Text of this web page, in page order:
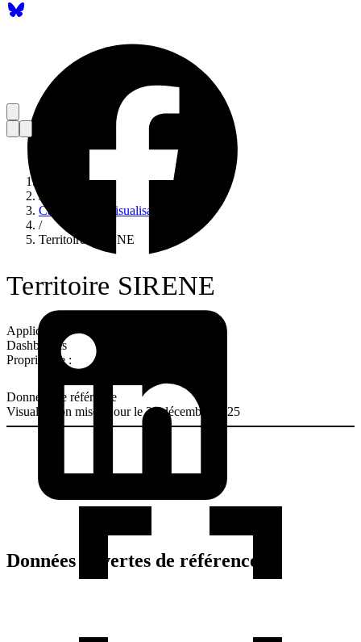
Données ouvertes de référence
/
Catalogue de visualisations
/
Territoire SIRENE
Territoire SIRENE
Application :
Dashboards
Propriétaire :
Données de référence
Visualisation mise à jour le 24 décembre 2025